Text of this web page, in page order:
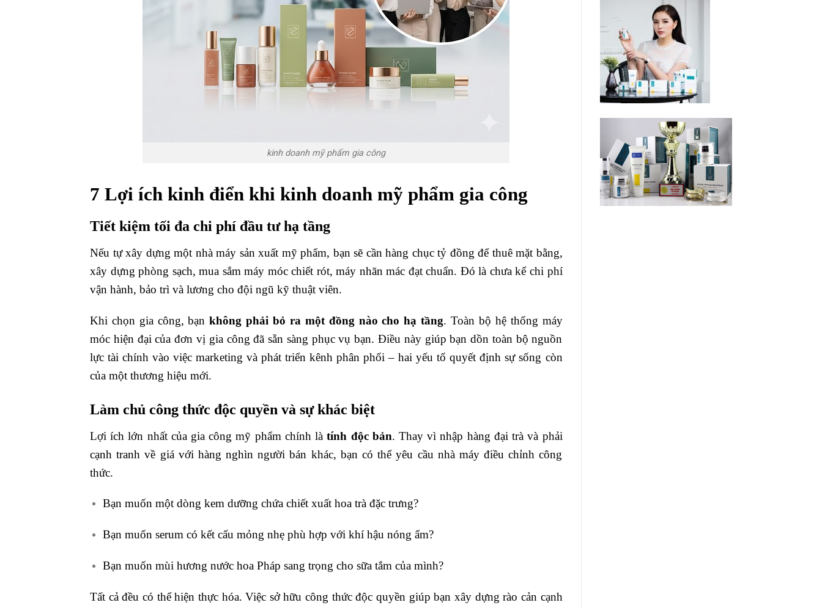
kinh doanh mỹ phẩm gia công
7 Lợi ích kinh điển khi kinh doanh mỹ phẩm gia công
Tiết kiệm tối đa chi phí đầu tư hạ tầng
Nếu tự xây dựng một nhà máy sản xuất mỹ phẩm, bạn sẽ cần hàng chục tỷ đồng để thuê mặt bằng,
xây dựng phòng sạch, mua sắm máy móc chiết rót, máy nhãn mác đạt chuẩn. Đó là chưa kể chi phí
vận hành, bảo trì và lương cho đội ngũ kỹ thuật viên.
Khi chọn gia công, bạnkhông phải bỏ ra một đồng nào cho hạ tầng. Toàn bộ hệ thống máy
móc hiện đại của đơn vị gia công đã sẵn sàng phục vụ bạn. Điều này giúp bạn dồn toàn bộ nguồn
lực tài chính vào việc marketing và phát triển kênh phân phối – hai yếu tố quyết định sự sống còn
của một thương hiệu mới.
Làm chủ công thức độc quyền và sự khác biệt
Lợi ích lớn nhất của gia công mỹ phẩm chính làtính độc bản. Thay vì nhập hàng đại trà và phải
cạnh tranh về giá với hàng nghìn người bán khác, bạn có thể yêu cầu nhà máy điều chỉnh công
thức.
Bạn muốn một dòng kem dưỡng chứa chiết xuất hoa trà đặc trưng?
Bạn muốn serum có kết cấu mỏng nhẹ phù hợp với khí hậu nóng ẩm?
Bạn muốn mùi hương nước hoa Pháp sang trọng cho sữa tắm của mình?
Tất cả đều có thể hiện thực hóa. Việc sở hữu công thức độc quyền giúp bạn xây dựng rào cản cạnh